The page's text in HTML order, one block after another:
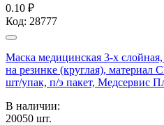
0.10 ₽
Код: 28777
Маска медицинская 3-х
на резинке (круглая), материал
шт/упак, п/э пакет,
В наличии:
20050 шт.